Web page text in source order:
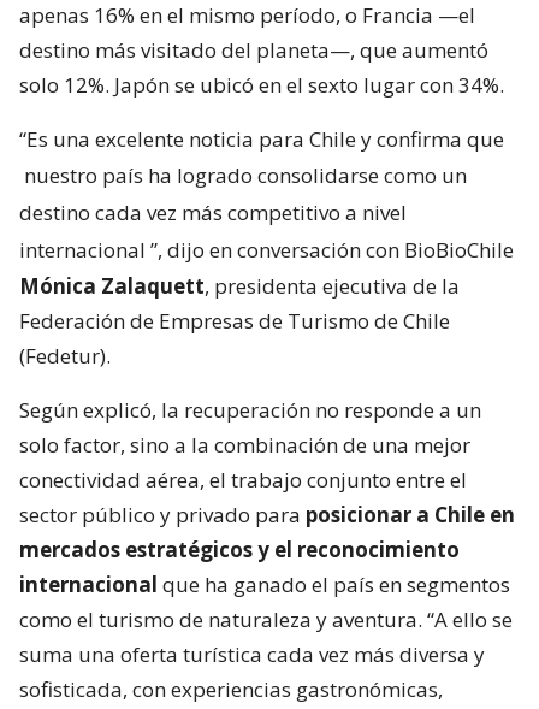
apenas 16% en el mismo período, o Francia —el
destino más visitado del planeta—, que aumentó
solo 12%. Japón se ubicó en el sexto lugar con 34%.
“Es una excelente noticia para Chile y confirma que
nuestro país ha logrado consolidarse como un
destino cada vez más competitivo a nivel
internacional ”, dijo en conversación con BioBioChile
Mónica Zalaquett, presidenta ejecutiva de la
Federación de Empresas de Turismo de Chile
(Fedetur).
Según explicó, la recuperación no responde a un
solo factor, sino a la combinación de una mejor
conectividad aérea, el trabajo conjunto entre el
sector público y privado para posicionar a Chile en
mercados estratégicos y el reconocimiento
internacional que ha ganado el país en segmentos
como el turismo de naturaleza y aventura. “A ello se
suma una oferta turística cada vez más diversa y
sofisticada, con experiencias gastronómicas,